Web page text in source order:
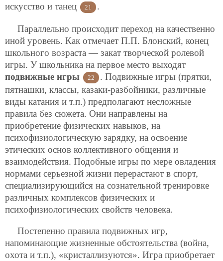
искусство и танец
21 .
Параллельно происходит переход на качественно
иной уровень. Как отмечает П.П. Блонский, конец
школьного возраста — закат творческой ролевой
игры. У школьника на первое место выходят
подвижные игры
22
. Подвижные игры (прятки,
пятнашки, классы, казаки-разбойники, различные
виды катания и т.п.) предполагают несложные
правила без сюжета. Они направлены на
приобретение физических навыков, на
психофизиологическую зарядку, на освоение
этических основ коллективного общения и
взаимодействия. Подобные игры по мере овладения
нормами серьезной жизни перерастают в спорт,
специализирующийся на сознательной тренировке
различных комплексов физических и
психофизиологических свойств человека.
Постепенно правила подвижных игр,
напоминающие жизненные обстоятельства (война,
охота и т.п.), «кристаллизуются». Игра приобретает